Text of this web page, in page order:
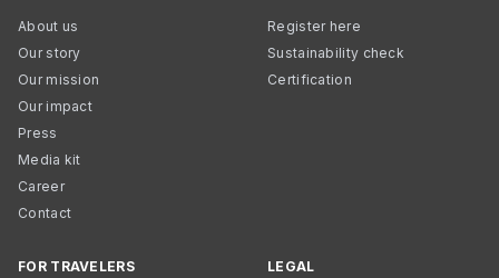
About us
Our story
Our mission
Our impact
Press
Media kit
Career
Contact
Register here
Sustainability check
Certification
FOR TRAVELERS LEGAL